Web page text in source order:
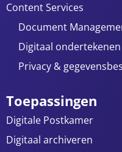
Content Services
Document
Digitaal ondertekenen
Privacy &
Toepassingen
Digitale Postkamer
Digitaal archiveren